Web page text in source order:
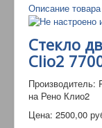
Описание товара
Стекло
Clio2
Производитель:
на Рено Клио2
Цена: 2500,00